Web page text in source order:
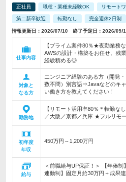
正社員 職種・業種未経験OK リモート
第二新卒歓迎 転勤なし 完全週休2日制
情報更新日：2026/07/10 終了予定日：2026/09/
仕事内容
【プライム案件80％★夜勤業務
AWSの設計・構築をお任せ。残
経験積める◎
対象と
なる方
エンジニア経験のある方（開発
数不問）別言語⇒Javaなどのキ
い働き方を教えてください！
勤務地
【リモート活用率80％＊転勤な
／大阪／京都／兵庫 ★フルリモ
初年度
年収
450万円～1,200万円
給与
＜前職給与UP保証！＞ 【年俸
連動制】固定月給30万円＋成果